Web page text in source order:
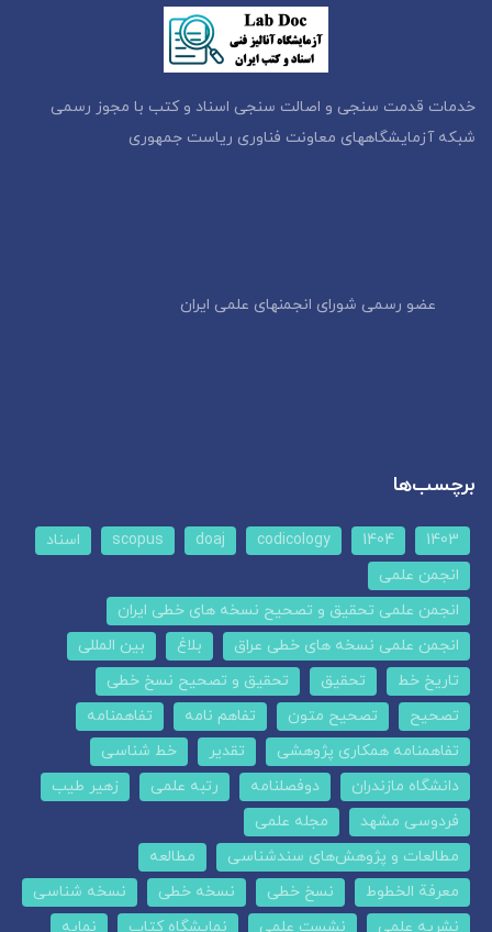
خدمات قدمت سنجی و اصالت سنجی اسناد و کتب با مجوز رسمی
شبکه آزمایشگاههای معاونت فناوری ریاست جمهوری
عضو رسمی شورای انجمنهای علمی ایران
برچسب‌ها
1403
1404
codicology
doaj
scopus
اسناد
انجمن علمی
انجمن علمی تحقیق و تصحیح نسخه های خطی ایران
انجمن علمی نسخه های خطی عراق
بلاغ
بین المللی
تاریخ خط
تحقیق
تحقیق و تصحیح نسخ خطی
تصحیح
تصحیح متون تفاهم نامه
تفاهمنامه
تفاهمنامه همکاری پژوهشی
تقدیر
خط شناسی
دانشگاه مازندران
دوفصلنامه رتبه علمی
زهیر طیب
فردوسی مشهد
مجله علمی
مطالعات و پژوهش‌های سندشناسی
مطالعه
معرفة الخطوط
نسخ خطی نسخه خطی
نسخه شناسی
نشریه علمی
نشست علمی نمایشگاه کتاب نمایه